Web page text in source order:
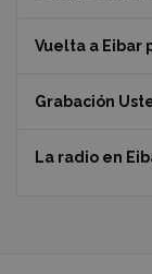
Vuelta a Eibar
Grabación
La radio en